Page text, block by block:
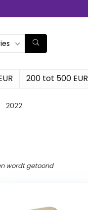
200 tot 500 EUR
‎2022
wordt getoond